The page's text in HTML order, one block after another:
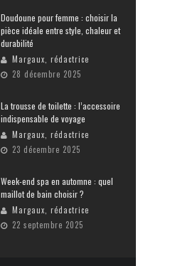
Doudoune pour femme : choisir la
pièce idéale entre style, chaleur et
durabilité
Margaux, rédactrice
28 décembre 2025
La trousse de toilette : l’accessoire
indispensable de voyage
Margaux, rédactrice
23 décembre 2025
Week-end spa en automne : quel
maillot de bain choisir ?
Margaux, rédactrice
22 septembre 2025